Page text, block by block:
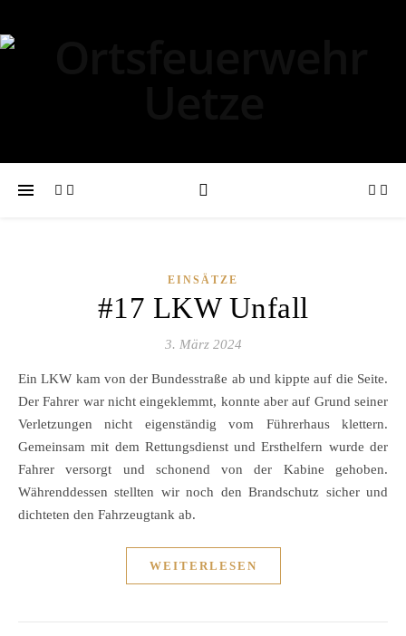
EINSÄTZE
#17 LKW Unfall
3. März 2024
Ein LKW kam von der Bundesstraße ab und kippte auf die Seite.
Der Fahrer war nicht eingeklemmt, konnte aber auf Grund seiner
Verletzungen nicht eigenständig vom Führerhaus klettern.
Gemeinsam mit dem Rettungsdienst und Ersthelfern wurde der
Fahrer versorgt und schonend von der Kabine gehoben.
Währenddessen stellten wir noch den Brandschutz sicher und
dichteten den Fahrzeugtank ab.
WEITERLESEN